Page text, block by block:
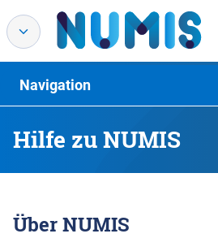
Hilfe zu NUMIS
Navigation
Über NUMIS